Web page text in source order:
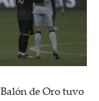
de Oro tuvo